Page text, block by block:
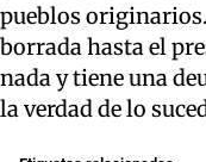
pueblos
borrada hasta el
nada y tiene una
la verdad de lo